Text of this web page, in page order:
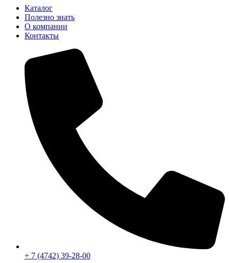
Каталог
Полезно знать
О компании
Контакты
+ 7 (4742) 39-28-00